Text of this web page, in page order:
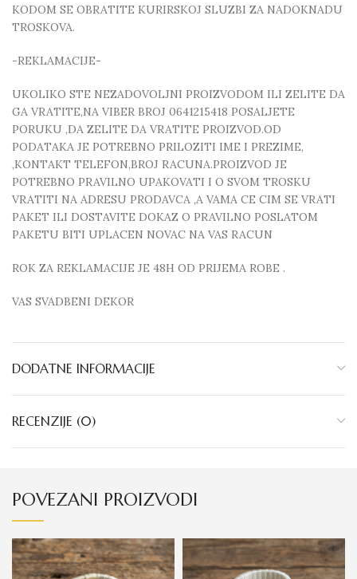
KODOM SE OBRATITE KURIRSKOJ SLUZBI ZA NADOKNADU
TROSKOVA.
-REKLAMACIJE-
UKOLIKO STE NEZADOVOLJNI PROIZVODOM ILI ZELITE DA
GA VRATITE,NA VIBER BROJ 0641215418 POSALJETE
PORUKU ,DA ZELITE DA VRATITE PROIZVOD.OD
PODATAKA JE POTREBNO PRILOZITI IME I PREZIME,
,KONTAKT TELEFON,BROJ RACUNA.PROIZVOD JE
POTREBNO PRAVILNO UPAKOVATI I O SVOM TROSKU
VRATITI NA ADRESU PRODAVCA ,A VAMA CE CIM SE VRATI
PAKET ILI DOSTAVITE DOKAZ O PRAVILNO POSLATOM
PAKETU BITI UPLACEN NOVAC NA VAS RACUN
ROK ZA REKLAMACIJE JE 48H OD PRIJEMA ROBE .
VAS SVADBENI DEKOR
DODATNE INFORMACIJE
RECENZIJE (0)
POVEZANI PROIZVODI